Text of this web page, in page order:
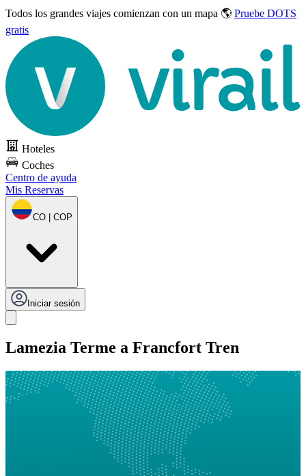
Todos los grandes viajes comienzan con un mapa 🌎 Pruebe DOTS
gratis
Hoteles
Coches
Centro de ayuda
Mis Reservas
CO | COP
Iniciar sesión
Lamezia Terme a Francfort Tren